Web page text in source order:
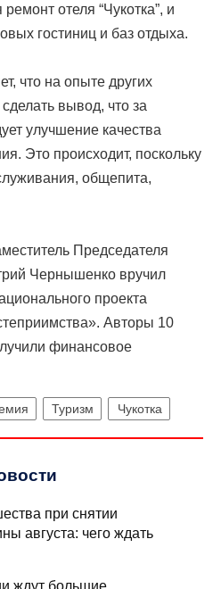
отеля “Чукотка”, и
гостиниц и баз отдыха.
что на опыте других
вывод, что за
улучшение качества
Это происходит, поскольку
общепита,
Председателя
Чернышенко вручил
проекта
Авторы 10
финансовое
Туризм Чукотка
при снятии
августа: чего ждать